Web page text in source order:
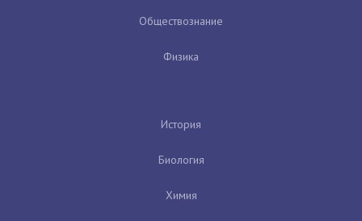
Обществознание
Физика
История
Биология
Химия